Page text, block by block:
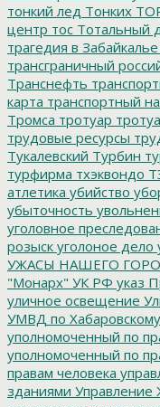
тонкий лед Тонких
центр тос Тотальный
трагедия в Забайкалье
трансграничный
Транснефть
карта транспортный
Тромса тротуар
трудовые ресурсы
Тукалевский Турбин
турфирма тхэквондо
атлетика убийство
убыточность
уголовное
розыск уголоное дело
УЖАСЫ НАШЕГО
"Монарх" УК РФ указ
уличное освещение
УМВД по
уполномоченный по
уполномоченный по
правам человека
зданиями Управление